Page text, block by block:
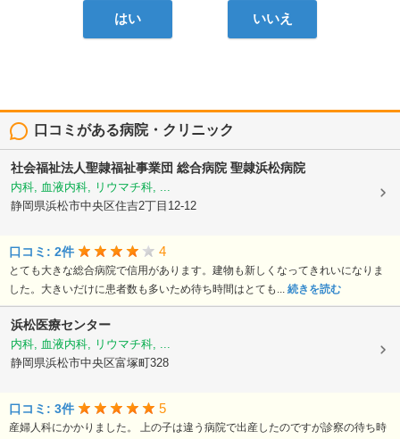
はい いいえ
口コミがある病院・クリニック
社会福祉法人聖隷福祉事業団 総合病院 聖隷浜松病院
内科, 血液内科, リウマチ科, ...
静岡県浜松市中央区住吉2丁目12-12
口コミ: 2件 4
とても大きな総合病院で信用があります。建物も新しくなってきれいになりま
した。大きいだけに患者数も多いため待ち時間はとても... 続きを読む
浜松医療センター
内科, 血液内科, リウマチ科, ...
静岡県浜松市中央区富塚町328
口コミ: 3件 5
産婦人科にかかりました。 上の子は違う病院で出産したのですが診察の待ち時